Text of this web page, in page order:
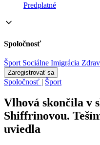
Predplatné
Spoločnosť
Šport Sociálne Imigrácia
Zaregistrovať sa
Spoločnosť | Šport
Vlhová skončila v
Shiffrinovou.
uviedla